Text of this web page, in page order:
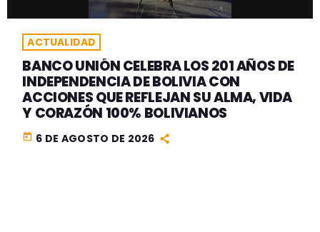
ACTUALIDAD
BANCO UNIÓN CELEBRA LOS 201 AÑOS DE
INDEPENDENCIA DE BOLIVIA CON
ACCIONES QUE REFLEJAN SU ALMA, VIDA
Y CORAZÓN 100% BOLIVIANOS
today 6 DE AGOSTO DE 2026